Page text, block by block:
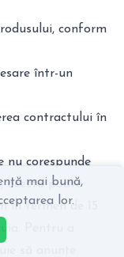
conform
într-un
contractului în
nu corespunde
acesta poate
în termen de 15
Pentru a
mai bună,
lor.